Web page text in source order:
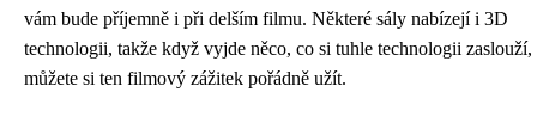
vám bude příjemně i při delším filmu. Některé sály nabízejí i 3D
technologii, takže když vyjde něco, co si tuhle technologii zaslouží,
můžete si ten filmový zážitek pořádně užít.